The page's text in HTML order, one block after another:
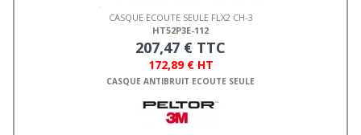
CASQUE ECOUTE SEULE FLX2 CH-3
HT52P3E-112
207,47 € TTC
172,89 € HT
CASQUE ANTIBRUIT ECOUTE SEULE